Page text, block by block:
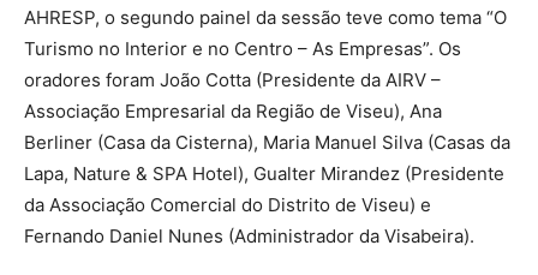
AHRESP, o segundo painel da sessão teve como tema “O
Turismo no Interior e no Centro – As Empresas”. Os
oradores foram João Cotta (Presidente da AIRV –
Associação Empresarial da Região de Viseu), Ana
Berliner (Casa da Cisterna), Maria Manuel Silva (Casas da
Lapa, Nature & SPA Hotel), Gualter Mirandez (Presidente
da Associação Comercial do Distrito de Viseu) e
Fernando Daniel Nunes (Administrador da Visabeira).